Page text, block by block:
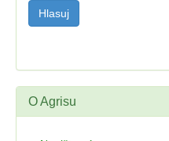
O Agrisu